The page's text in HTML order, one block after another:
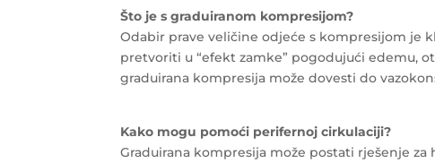
Što je s graduiranom kompresijom?
Odabir prave veličine odjeće s kompresijom je
pretvoriti u “efekt zamke” pogodujući edemu,
graduirana kompresija može dovesti do
Kako mogu pomoći perifernoj cirkulaciji?
Graduirana kompresija može postati rješenje